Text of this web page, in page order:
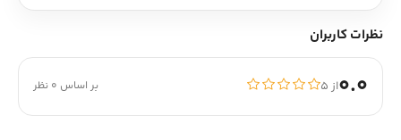
که تأثیر انکار ناپذیری بر سالهای بعد گذارده اند.
نظرات کاربران
0.0از ۵ بر اساس 0 نظر